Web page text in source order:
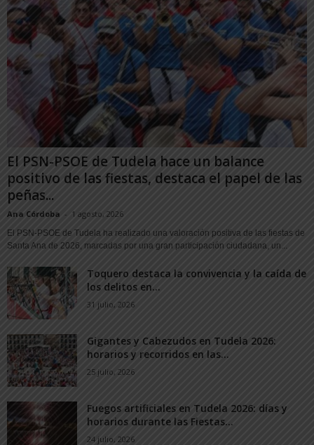
El PSN-PSOE de Tudela hace un balance
positivo de las fiestas, destaca el papel de las
peñas...
Ana Córdoba - 1 agosto, 2026
El PSN-PSOE de Tudela ha realizado una valoración positiva de las fiestas de
Santa Ana de 2026, marcadas por una gran participación ciudadana, un...
Toquero destaca la convivencia y la caída de
los delitos en...
31 julio, 2026
Gigantes y Cabezudos en Tudela 2026:
horarios y recorridos en las...
25 julio, 2026
Fuegos artificiales en Tudela 2026: días y
horarios durante las Fiestas...
24 julio, 2026